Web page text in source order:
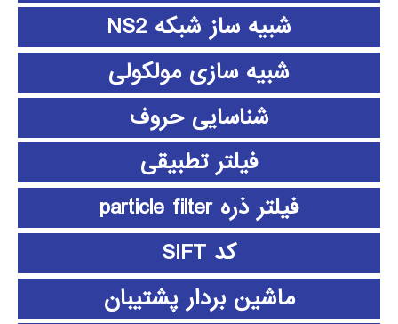
شبیه ساز شبکه NS2
شبیه سازی مولکولی
شناسایی حروف
فیلتر تطبیقی
فیلتر ذره particle filter
کد SIFT
ماشین بردار پشتیبان